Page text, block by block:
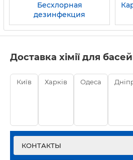
Бесхлорная
дезинфекция
Доставка хімії для
Київ Харків Одеса
КОНТАКТЫ